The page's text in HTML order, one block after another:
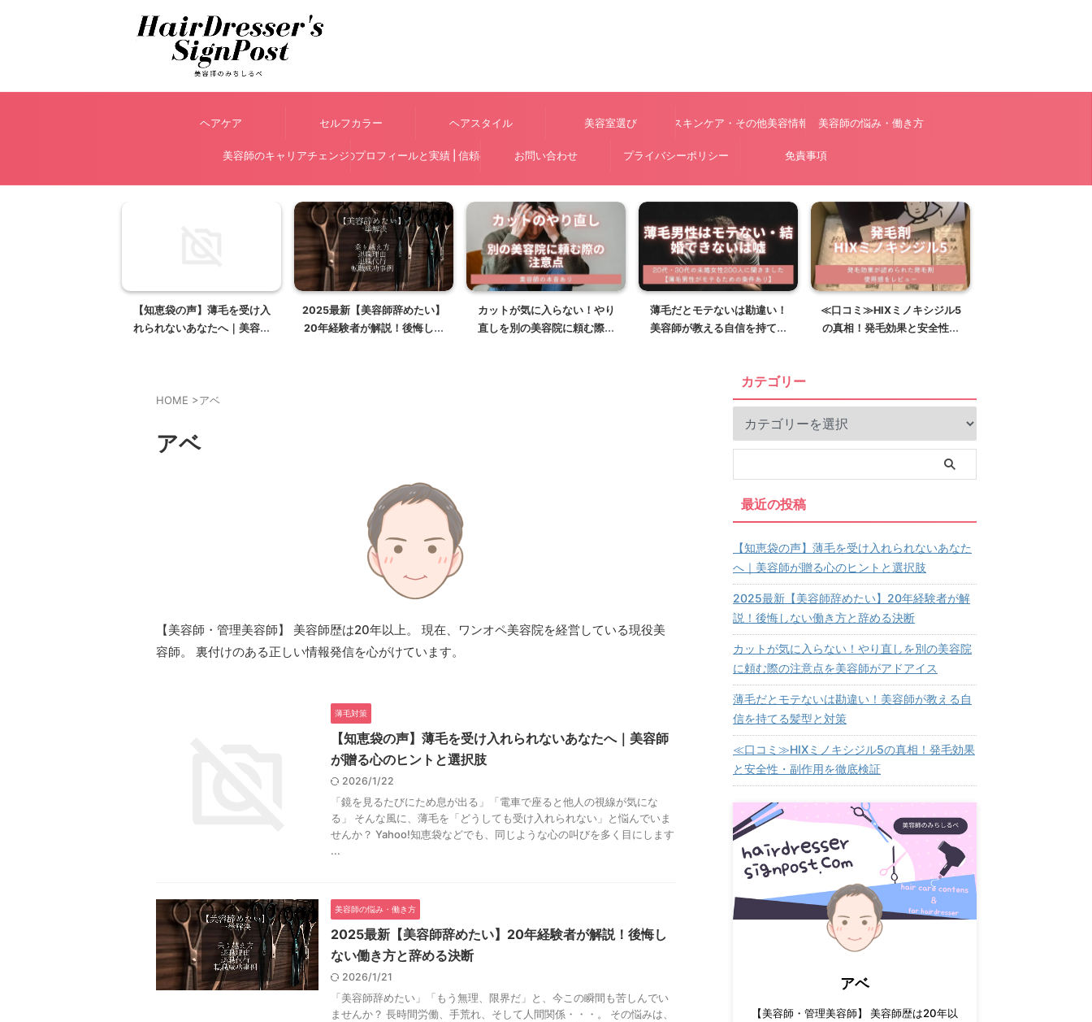
ヘアケア セルフカラー ヘアスタイル 美容室選び スキンケア・その他美容情報 美容師の悩み・働き方
美容師のキャリアチェンジ美容師 アベのプロフィールと実績 | 信頼のプロが解説お問い合わせ プライバシーポリシー 免責事項
【知恵袋の声】薄毛を受け入
れられないあなたへ｜美容師
2025最新【美容師辞めたい】
20年経験者が解説！後悔しな
カットが気に入らない！やり
直しを別の美容院に頼む際の
薄毛だとモテないは勘違い！
美容師が教える自信を持てる
≪口コミ≫HIXミノキシジル5
の真相！発毛効果と安全性・
HOME >アベ
アベ
【美容師・管理美容師】 美容師歴は20年以上。 現在、ワンオペ美容院を経営している現役美
容師。 裏付けのある正しい情報発信を心がけています。
薄毛対策
【知恵袋の声】薄毛を受け入れられないあなたへ｜美容師
が贈る心のヒントと選択肢
2026/1/22
「鏡を見るたびにため息が出る」「電車で座ると他人の視線が気にな
る」 そんな風に、薄毛を「どうしても受け入れられない」と悩んでいま
せんか？ Yahoo!知恵袋などでも、同じような心の叫びを多く目にします
...
美容師の悩み・働き方
2025最新【美容師辞めたい】20年経験者が解説！後悔し
ない働き方と辞める決断
2026/1/21
「美容師辞めたい」「もう無理、限界だ」と、今この瞬間も苦しんでい
ませんか？ 長時間労働、手荒れ、そして人間関係・・・。 その悩みは、
カテゴリー
最近の投稿
【知恵袋の声】薄毛を受け入れられないあなた
へ｜美容師が贈る心のヒントと選択肢
2025最新【美容師辞めたい】20年経験者が解
説！後悔しない働き方と辞める決断
カットが気に入らない！やり直しを別の美容院
に頼む際の注意点を美容師がアドアイス
薄毛だとモテないは勘違い！美容師が教える自
信を持てる髪型と対策
≪口コミ≫HIXミノキシジル5の真相！発毛効果
と安全性・副作用を徹底検証
アベ
【美容師・管理美容師】 美容師歴は20年以